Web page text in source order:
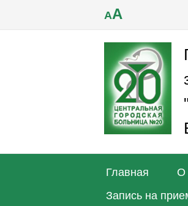
AA
Главная О
Запись на